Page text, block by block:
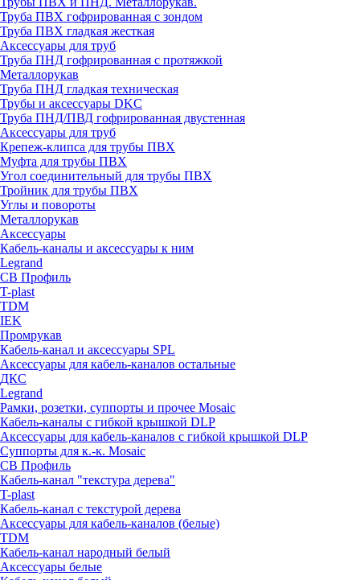
Труба ПВХ гофрированная с зондом
Труба ПВХ гладкая жесткая
Аксессуары для труб
Труба ПНД гофрированная с протяжкой
Металлорукав
Труба ПНД гладкая техническая
Трубы и аксессуары DKC
Труба ПНД/ПВД гофрированная двустенная
Аксессуары для труб
Крепеж-клипса для трубы ПВХ
Муфта для трубы ПВХ
Угол соединительный для трубы ПВХ
Тройник для трубы ПВХ
Углы и повороты
Металлорукав
Аксессуары
Кабель-каналы и аксессуары к ним
Legrand
СВ Профиль
T-plast
TDM
IEK
Промрукав
Кабель-канал и аксессуары SPL
Аксессуары для кабель-каналов остальные
ДКС
Legrand
Рамки, розетки, суппорты и прочее Mosaic
Кабель-каналы с гибкой крышкой DLP
Аксессуары для кабель-каналов с гибкой крышкой DLP
Суппорты для к.-к. Mosaic
СВ Профиль
Кабель-канал "текстура дерева"
T-plast
Кабель-канал с текстурой дерева
Аксессуары для кабель-каналов (белые)
TDM
Кабель-канал народный белый
Аксессуары белые